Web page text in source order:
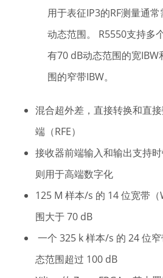
用于表征IP3的RF测量通
动态范围。 R5550支持多
有70 dB动态范围的宽
围的窄带IBW。
混合超外差，直接转换和直
端（RFE）
接收器前端输入和输出支持
则用于高端数字化
125 M 样本/s 的 14 位宽带
围大于 70 dB
一个 325 k 样本/s 的 24 位
态范围超过 100 dB